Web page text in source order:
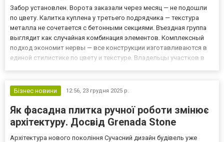
Забор установлен. Ворота заказали через месяц — не подошли
по цвету. Калитка куплена у третьего подрядчика — текстура
металла не сочетается с бетонными секциями. Въездная группа
выглядит как случайная комбинация элементов. Комплексный
подход экономит нервы — все конструкции изготавливаются в
единой стилистике по цвету и текстуре. Владельцы участков в
Бізнес новини
12:56, 23 грудня 2025 р.
Як фасадна плитка ручної роботи змінює
архітектуру. Досвід Grenada Stone
Архітектура нового покоління Сучасний дизайн будівель уже